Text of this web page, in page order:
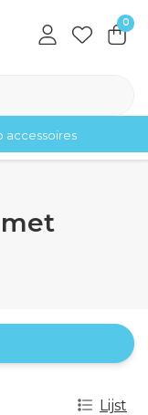
0
accessoires
Lijst